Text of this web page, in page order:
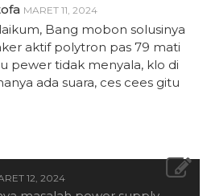
MARET 11, 2024
Bang mobon solusinya
aktif polytron pas 79 mati
pewer tidak menyala, klo di
ada suara, ces cees gitu
12, 2024